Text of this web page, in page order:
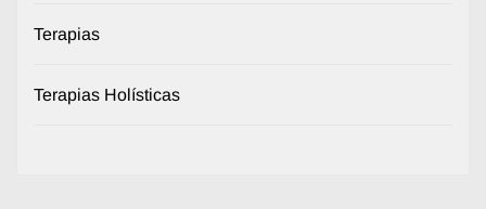
Terapias
Terapias Holísticas